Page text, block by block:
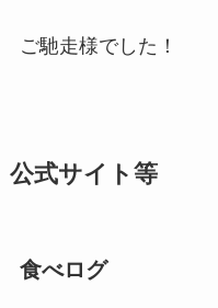
ご馳走様でした！
公式サイト等
食べログ